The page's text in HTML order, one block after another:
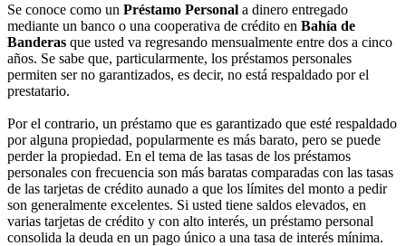
Se conoce como un Préstamo Personal a dinero entregado
mediante un banco o una cooperativa de crédito en Bahía de
Banderas que usted va regresando mensualmente entre dos a cinco
años. Se sabe que, particularmente, los préstamos personales
permiten ser no garantizados, es decir, no está respaldado por el
prestatario.
Por el contrario, un préstamo que es garantizado que esté respaldado
por alguna propiedad, popularmente es más barato, pero se puede
perder la propiedad. En el tema de las tasas de los préstamos
personales con frecuencia son más baratas comparadas con las tasas
de las tarjetas de crédito aunado a que los límites del monto a pedir
son generalmente excelentes. Si usted tiene saldos elevados, en
varias tarjetas de crédito y con alto interés, un préstamo personal
consolida la deuda en un pago único a una tasa de interés mínima.